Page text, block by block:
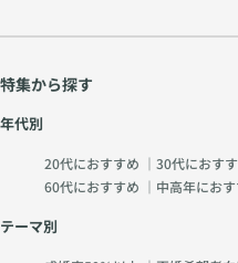
特集から探す
年代別
20代におすすめ ｜ 30代におす
60代におすすめ ｜ 中高年にお
テーマ別